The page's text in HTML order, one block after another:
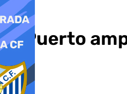
El Puerto